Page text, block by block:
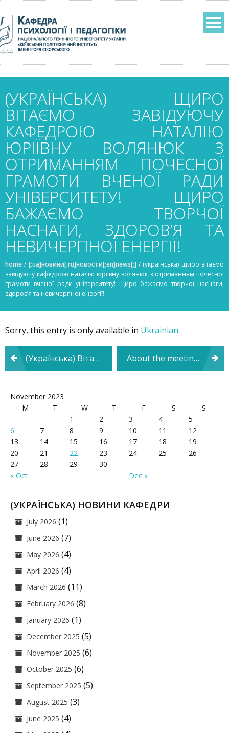
(УКРАЇНСЬКА) ЩИРО
ВІТАЄМО ЗАВІДУЮЧУ
КАФЕДРОЮ НАТАЛІЮ
ЮРІЇВНУ ВОЛЯНЮК З
ОТРИМАННЯМ ПОЧЕСНОЇ
ГРАМОТИ ВЧЕНОЇ РАДИ
УНІВЕРСИТЕТУ! ЩИРО
БАЖАЄМО ТВОРЧОЇ
НАСНАГИ, ЗДОРОВ’Я ТА
НЕВИЧЕРПНОЇ ЕНЕРГІЇ!
home / [:ua]новини[:ru]новости[:en]news[:]/ (українська) щиро вітаємо
завідуючу кафедрою наталію юріївну волянюк з отриманням почесної
грамоти вченої ради університету! щиро бажаємо творчої наснаги,
здоров’я та невичерпної енергії!
Sorry, this entry is only available in Ukrainian.
Post
navigation
(Українська) Вітаємо професора кафедри Георгія Володимировича Ложкіна з отриманням Почесної грамоти Вченої ради університету! Бажаємо міцного здоров’я та довголіття! About the meeting of the Department of Psychology and Pedagogy
November 2023
M
T W T F S S
« Oct Dec »
1 2 3 4
5
6
7 8 9 10 11
12
13
14 15 16 17 18
19
20
21 22 23 24 25
26
27
28 29 30
(УКРАЇНСЬКА) НОВИНИ КАФЕДРИ
July 2026 (1)
June 2026 (7)
May 2026 (4)
April 2026 (4)
March 2026 (11)
February 2026 (8)
January 2026 (1)
December 2025 (5)
November 2025 (6)
October 2025 (6)
September 2025 (5)
August 2025 (3)
June 2025 (4)